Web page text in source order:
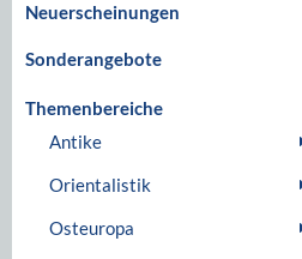
Neuerscheinungen
Sonderangebote
Themenbereiche
Antike
Orientalistik
Osteuropa